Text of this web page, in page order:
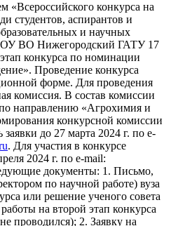
«Всероссийского конкурса на
студентов, аспирантов и
и научных
ВО Нижегородский ГАТУ 17
конкурса по номинации
Проведение конкурса
форме. Для проведения
комиссия. В состав комиссии
направлению «Агрохимия и
конкурсной комиссии
до 27 марта 2024 г. по e-
. Для участия в конкурсе
2024 г. по e-mail:
документы: 1. Письмо,
по научной работе) вуза
или решение ученого совета
на второй этап конкурса
проводился); 2. Заявку на